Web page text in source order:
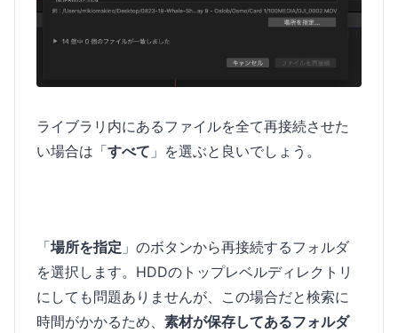
ライブラリ内にあるファイルを全て再接続させた
い場合は「すべて 」を選ぶと良いでしょう。
「場所を指定 」のボタンから再接続するフォルダ
を選択します。HDDのトップレベルディレクトリ
にしても問題ありませんが、この場合だと検索に
時間がかかるため、 素材が保存してあるフォルダ